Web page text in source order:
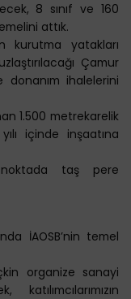
8 sınıf ve 160
attık.
kurutma yatakları
Çamur
donanım ihalelerini
1.500 metrekarelik
içinde inşaatına
noktada taş pere
İAOSB’nin temel
organize sanayi